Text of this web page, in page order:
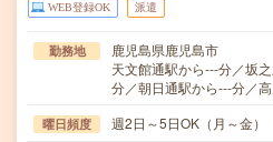
WEB登録OK 派遣
勤務地
鹿児島県鹿児島市
天文館通駅から---分／坂
分／朝日通駅から---分／
曜日頻度 週2日～5日OK（月～金